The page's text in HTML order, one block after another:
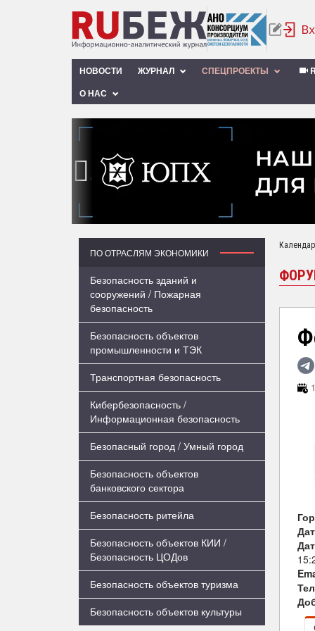
НОВОСТИ ЖУРНАЛ СПЕЦПРОЕКТЫ
О НАС
‹
ПО ОТРАСЛЯМ ЭКОНОМИКИ
Безопасность зданий и
сооружений / Пожарная
безопасность
Безопасность объектов
промышленности и ТЭК
Транспортная безопасность
Кибербезопасность /
Информационная безопасность
Безопасный город / Умный город
Безопасность объектов
банковского сектора
Безопасность ритейла
Безопасность объектов КИИ /
Безопасность ЦОДов
Безопасность объектов туризма
Безопасность объектов культуры